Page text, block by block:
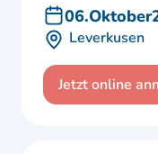
06.Oktober
Leverkusen
Jetzt online